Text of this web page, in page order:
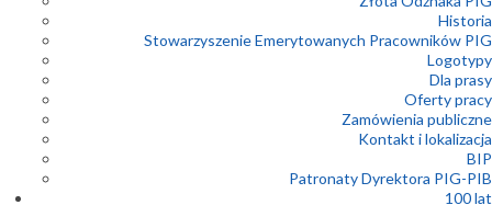
Historia
Stowarzyszenie Emerytowanych Pracowników PIG
Logotypy
Dla prasy
Oferty pracy
Zamówienia publiczne
Kontakt i lokalizacja
BIP
Patronaty Dyrektora PIG-PIB
100 lat